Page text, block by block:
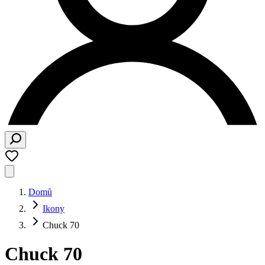
Domů
Ikony
Chuck 70
Chuck 70